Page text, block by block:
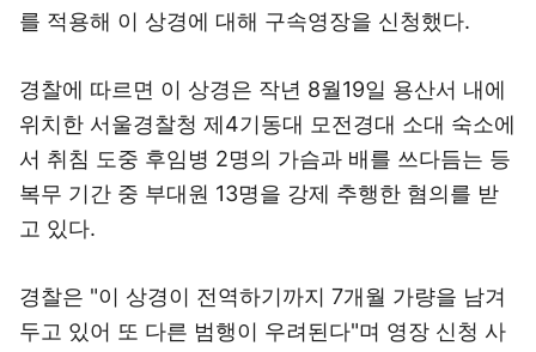
를 적용해 이 상경에 대해 구속영장을 신청했다.
경찰에 따르면 이 상경은 작년 8월19일 용산서 내에
위치한 서울경찰청 제4기동대 모전경대 소대 숙소에
서 취침 도중 후임병 2명의 가슴과 배를 쓰다듬는 등
복무 기간 중 부대원 13명을 강제 추행한 혐의를 받
고 있다.
경찰은 "이 상경이 전역하기까지 7개월 가량을 남겨
두고 있어 또 다른 범행이 우려된다"며 영장 신청 사